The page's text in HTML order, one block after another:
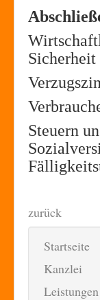
Steuern
zurück
Startseite
Kanzlei
Leistungen